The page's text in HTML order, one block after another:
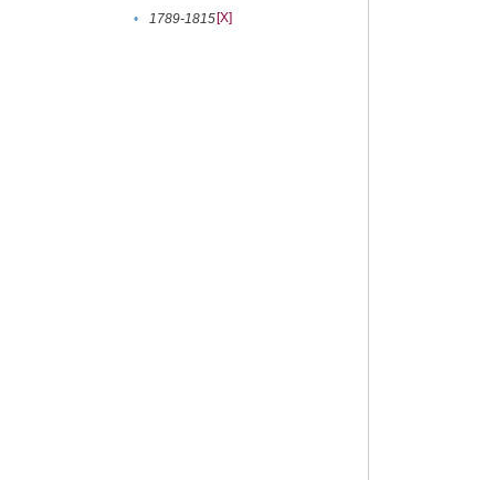
•
1789-1815[X]